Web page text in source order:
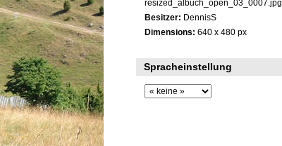
resized_albuch_open_03_0007.jpg
Besitzer: DennisS
Dimensions: 640 x 480 px
Spracheinstellung